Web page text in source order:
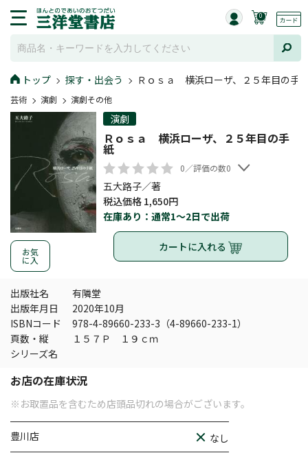
0
トップ 探す・出会う Ｒｏｓａ 横浜ローザ、２５年目の手
芸術 演劇 演劇その他
お気
に入
演劇
Ｒｏｓａ 横浜ローザ、２５年目の手
紙
0／評価の数0
五大路子／著
税込価格 1,650円
在庫あり：通常1～2日で出荷
カートに入れる
出版社名
有隣堂
出版年月日
2020年10月
ISBNコード
978-4-89660-233-3（4-89660-233-1）
頁数・縦
１５７Ｐ １９ｃｍ
シリーズ名
お店の在庫状況
※お取置品を含むため店頭品切れの場合がございます。
豊川店 なし